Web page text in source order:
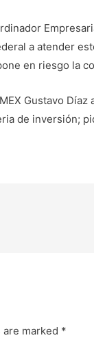
a atender
en riesgo la
Gustavo
de inversión;
marked *